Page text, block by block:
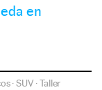
en
·SUV ·Taller